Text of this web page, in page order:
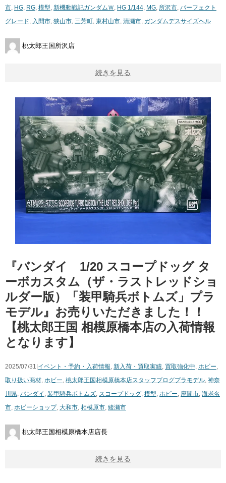
市 HG RG 模型 新機動戦記ガンダムＷ HG 1/144 MG 所沢市 パーフェクト
グレード
入間市 狭山市 三芳町 東村山市 清瀬市 ガンダムデスサイズヘル
桃太郎王国所沢店
続きを見る
『バンダイ 1/20 スコープドッグ タ
ーボカスタム（ザ・ラストレッドショ
ルダー版）「装甲騎兵ボトムズ」プラ
モデル』お売りいただきました！！
【桃太郎王国 相模原橋本店の入荷情報
となります】
2025/07/31|イベント・予約・入荷情報 新入荷・買取実績 買取強化中 ホビー
取り扱い商材 ホビー 桃太郎王国相模原橋本店スタッフブログプラモデル 神奈
川県 バンダイ 装甲騎兵ボトムズ スコープドッグ 模型 ホビー 座間市 海老名
市 ホビーショップ, 大和市 相模原市 綾瀬市
桃太郎王国相模原橋本店店長
続きを見る